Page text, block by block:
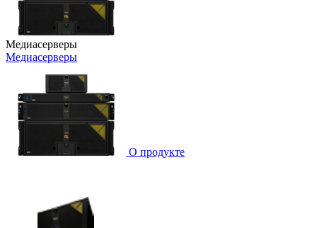
Медиасерверы
Медиасерверы
О продукте